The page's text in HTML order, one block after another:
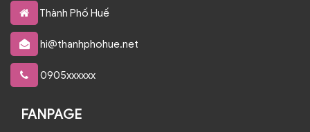
Thành Phố Huế
hi@thanhphohue.net
0905xxxxxx
FANPAGE